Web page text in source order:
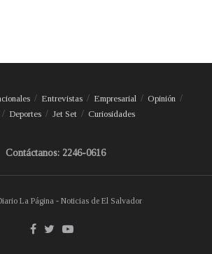
Entrevistas Empresarial
Opinión
Deportes Jet Set Curiosidades
Contáctanos: 2246-0616
La Página - Noticias de El Salvador